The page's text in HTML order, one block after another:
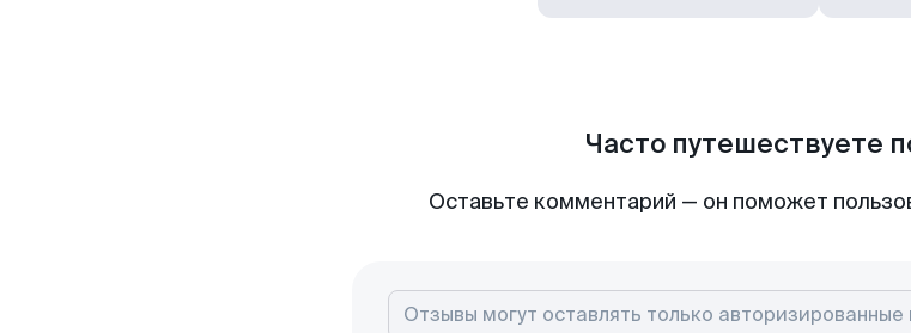
Часто путешествуете
Оставьте комментарий — он поможет